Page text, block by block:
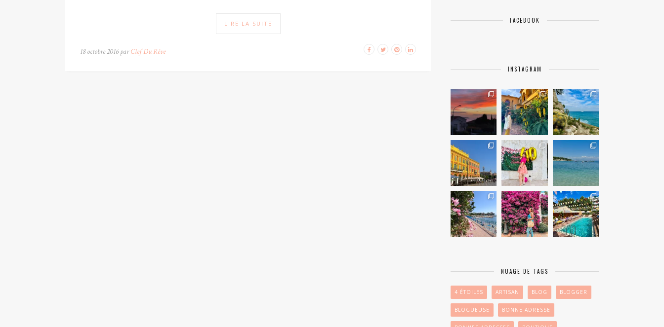
LIRE LA SUITE
18 octobre 2016 parClef Du Rêve
FACEBOOK
INSTAGRAM
NUAGE DE TAGS
4 ÉTOILES ARTISAN BLOG BLOGGER
BLOGUEUSE BONNE ADRESSE